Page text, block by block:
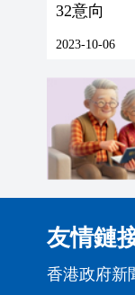
32意向
2023-10-06
友情鏈
香港政府新